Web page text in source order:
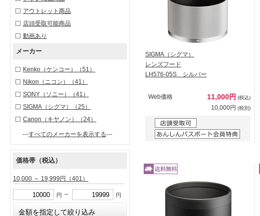
アウトレット商品
店頭受取可能商品
動画あり
メーカー
Kenko（ケンコー）
（51）
Nikon（ニコン）
（41）
SONY（ソニー）
（41）
SIGMA（シグマ）
（25）
Canon（キヤノン）
（24）
---すべてのメーカーを表示する---
価格帯（税込）
10,000 ～ 19,999円 （401）
円 ～ 円
SIGMA（シグマ）
レンズフード
LH576-05S シルバー
Web価格 11,000円 (税込)
10,000円 (税別)